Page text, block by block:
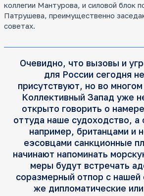
коллегии Мантурова, и силовой блок
Патрушева, преимущественно
советах.
Очевидно, что вызовы и
для России сегодня
присутствуют, но во
Коллективный Запад уже
открыто говорить о
оттуда наше судоходство, а
например, британцами и
еэсовцами санкционные
начинают напоминать
меры будут встречать
соразмерный отпор с нашей
же дипломатические